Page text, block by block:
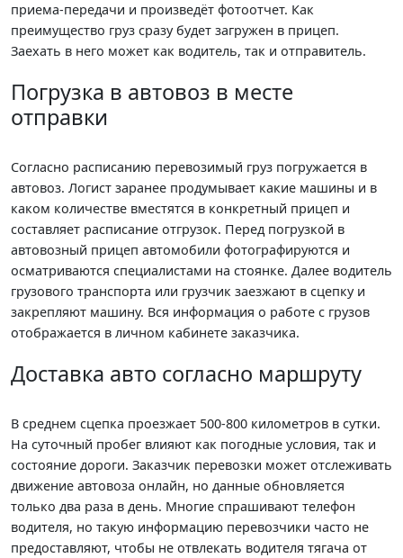
приема-передачи и произведёт фотоотчет. Как
преимущество груз сразу будет загружен в прицеп.
Заехать в него может как водитель, так и отправитель.
Погрузка в автовоз в месте
отправки
Согласно расписанию перевозимый груз погружается в
автовоз. Логист заранее продумывает какие машины и в
каком количестве вместятся в конкретный прицеп и
составляет расписание отгрузок. Перед погрузкой в
автовозный прицеп автомобили фотографируются и
осматриваются специалистами на стоянке. Далее водитель
грузового транспорта или грузчик заезжают в сцепку и
закрепляют машину. Вся информация о работе с грузов
отображается в личном кабинете заказчика.
Доставка авто согласно маршруту
В среднем сцепка проезжает 500-800 километров в сутки.
На суточный пробег влияют как погодные условия, так и
состояние дороги. Заказчик перевозки может отслеживать
движение автовоза онлайн, но данные обновляется
только два раза в день. Многие спрашивают телефон
водителя, но такую информацию перевозчики часто не
предоставляют, чтобы не отвлекать водителя тягача от